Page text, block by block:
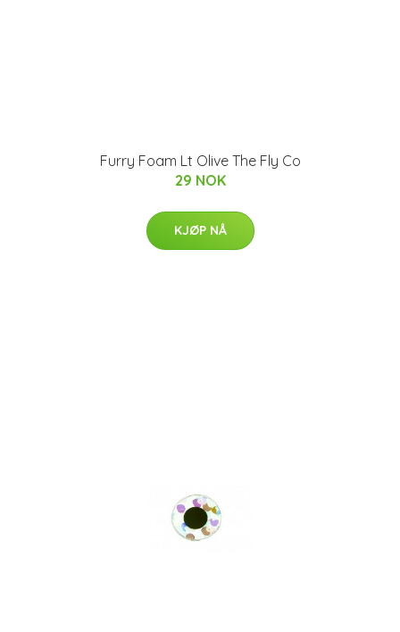
Furry Foam Lt Olive The Fly Co
29 NOK
KJØP NÅ